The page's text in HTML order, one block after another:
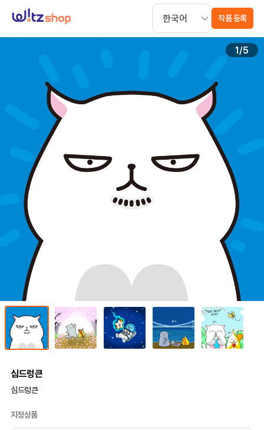
작품 등록
1/5
심드렁큰
심드렁큰
지정상품